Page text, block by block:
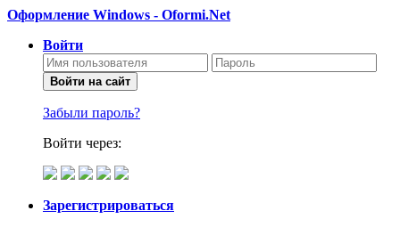
Оформление Windows - Oformi.Net
Войти
Войти на сайт
Забыли пароль?
Войти через:
Зарегистрироваться